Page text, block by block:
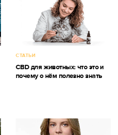
СТАТЬИ
CBD для животных: что это и
почему о нём полезно знать